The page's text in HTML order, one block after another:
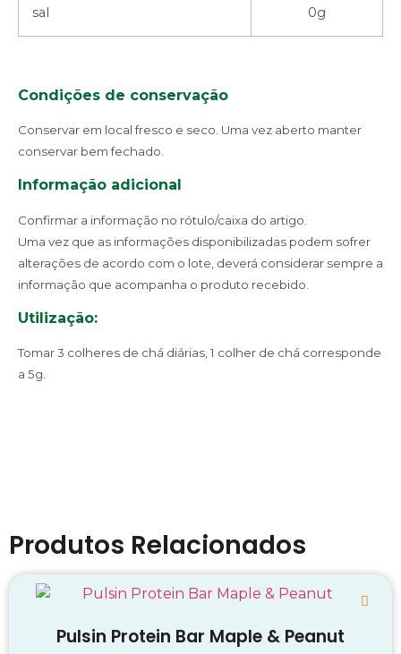
sal 0g
Condições de conservação
Conservar em local fresco e seco. Uma vez aberto manter
conservar bem fechado.
Informação adicional
Confirmar a informação no rótulo/caixa do artigo.
Uma vez que as informações disponibilizadas podem sofrer
alterações de acordo com o lote, deverá considerar sempre a
informação que acompanha o produto recebido.
Utilização:
Tomar 3 colheres de chá diárias, 1 colher de chá corresponde
a 5g.
Produtos Relacionados
Pulsin Protein Bar Maple & Peanut